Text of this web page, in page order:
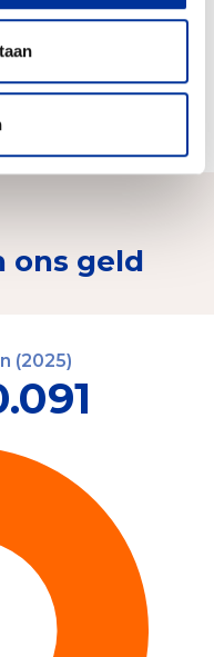
met ons in actie
vlak van
campagnes.
ons geld
(2025)